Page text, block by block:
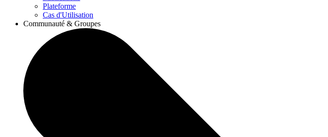
Plateforme
Cas d'Utilisation
Communauté & Groupes